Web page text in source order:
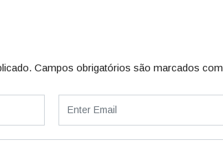
Campos obrigatórios são marcados com